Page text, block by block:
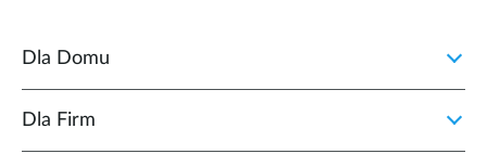
Dla Domu
Dla Firm